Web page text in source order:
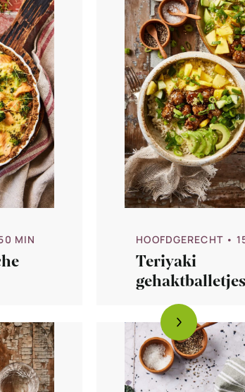
MIN HOOFDGERECHT •
Teriyaki